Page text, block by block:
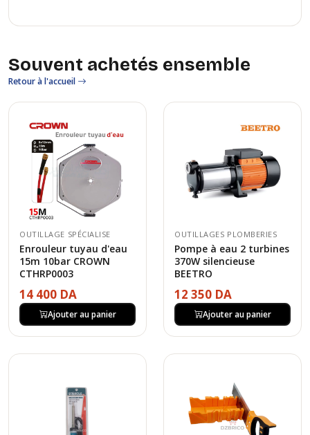
Souvent achetés ensemble
Retour à l'accueil
OUTILLAGE SPÉCIALISE
Enrouleur tuyau d'eau
15m 10bar CROWN
CTHRP0003
14 400 DA
Ajouter au panier
OUTILLAGES PLOMBERIES
Pompe à eau 2 turbines
370W silencieuse
BEETRO
12 350 DA
Ajouter au panier